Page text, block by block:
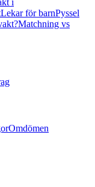
i
Lekar för barnPyssel
Matchning vs
Omdömen